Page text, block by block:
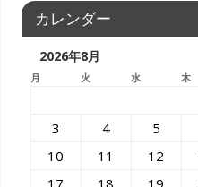
カレンダー
2026年8月
月 火 水 木
3
4 5
10
11 12
17
18 19